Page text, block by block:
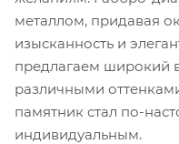
металлом, придавая
изысканность и
предлагаем широкий
различными
памятник стал по-
индивидуальным.